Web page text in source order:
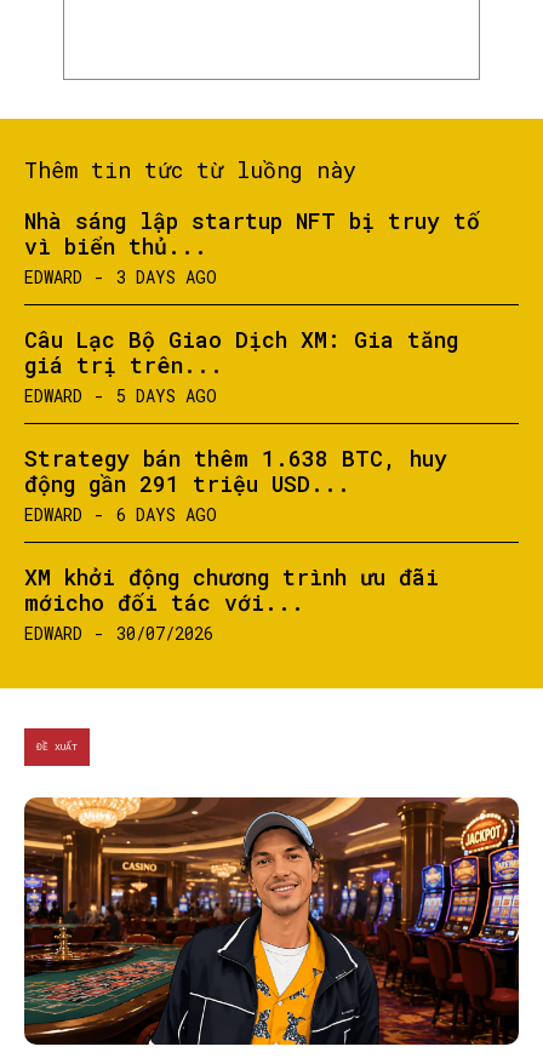
SEARCH...
Thêm tin tức từ luồng này
Nhà sáng lập startup NFT bị truy tố
vì biển thủ...
EDWARD - 3 DAYS AGO
Câu Lạc Bộ Giao Dịch XM: Gia tăng
giá trị trên...
EDWARD - 5 DAYS AGO
Strategy bán thêm 1.638 BTC, huy
động gần 291 triệu USD...
EDWARD - 6 DAYS AGO
XM khởi động chương trình ưu đãi
mớicho đối tác với...
EDWARD - 30/07/2026
ĐỀ XUẤT